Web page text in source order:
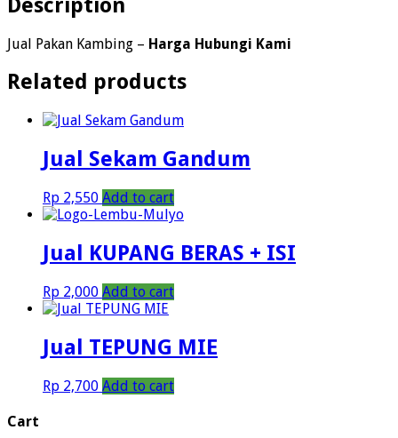
Jual Pakan Kambing – Harga Hubungi Kami
Related products
Jual Sekam Gandum
Rp 2,550 Add to cart
Jual KUPANG BERAS + ISI
Rp 2,000 Add to cart
Jual TEPUNG MIE
Rp 2,700 Add to cart
Cart